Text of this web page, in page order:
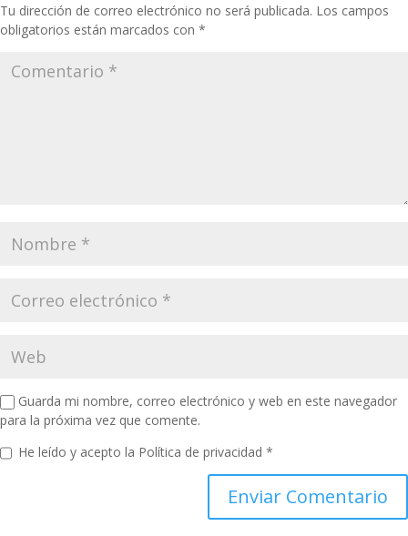
Tu dirección de correo electrónico no será publicada. Los campos
obligatorios están marcados con *
Guarda mi nombre, correo electrónico y web en este navegador
para la próxima vez que comente.
He leído y acepto la Política de privacidad *